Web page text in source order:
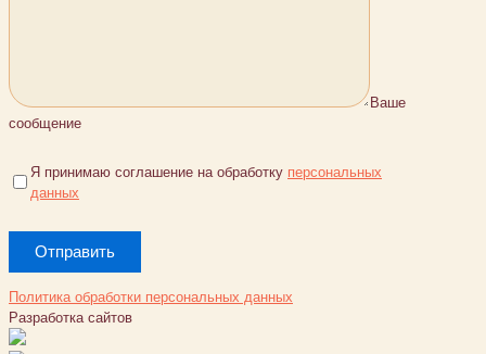
Ваше
сообщение
Я принимаю соглашение на обработку персональных
данных
Политика обработки персональных данных
Разработка сайтов